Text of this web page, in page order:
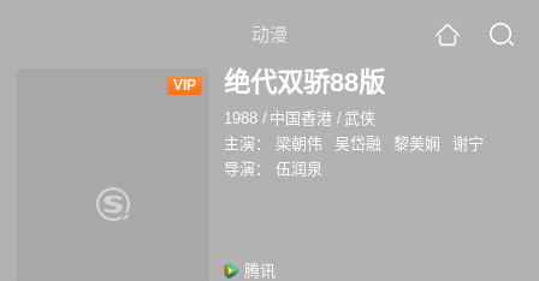
动漫
VIP 绝代双骄88版
1988 / 中国香港 / 武侠
主演：
梁朝伟 吴岱融 黎美娴
谢宁
导演：
伍润泉
腾讯